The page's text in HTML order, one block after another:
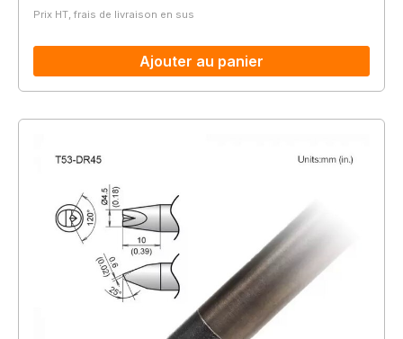
Prix HT, frais de livraison en sus
Ajouter au panier